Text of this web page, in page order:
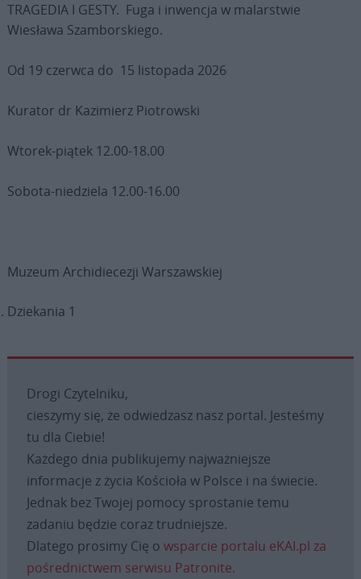
TRAGEDIA I GESTY. Fuga i inwencja w malarstwie
Wiesława Szamborskiego.
Od 19 czerwca do 15 listopada 2026
Kurator dr Kazimierz Piotrowski
Wtorek-piątek 12.00-18.00
Sobota-niedziela 12.00-16.00
Muzeum Archidiecezji Warszawskiej
Dziekania 1
Drogi Czytelniku,
cieszymy się, że odwiedzasz nasz portal. Jesteśmy
tu dla Ciebie!
Każdego dnia publikujemy najważniejsze
informacje z życia Kościoła w Polsce i na świecie.
Jednak bez Twojej pomocy sprostanie temu
zadaniu będzie coraz trudniejsze.
Dlatego prosimy Cię o wsparcie portalu eKAI.pl za
pośrednictwem serwisu Patronite.